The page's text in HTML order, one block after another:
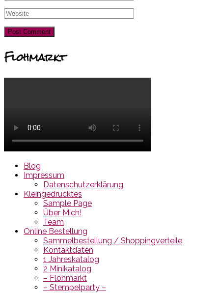
Flohmarkt
Blog
Impressum
Datenschutzerklärung
Kleingedrucktes
Sample Page
Über Mich!
Team
Online Bestellung
Sammelbestellung / Shoppingverteile
Kontaktdaten
1 Jahreskatalog
2 Minikatalog
– Flohmarkt
– Stempelparty –